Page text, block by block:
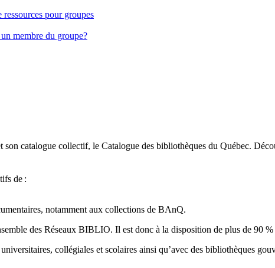
pour groupes
membre du groupe?
catalogue collectif, le Catalogue des bibliothèques du Québec.
de :
notamment aux collections de BAnQ.
des Réseaux BIBLIO. Il est donc à la disposition de plus de 90
collégiales et scolaires ainsi qu’avec des bibliothèques